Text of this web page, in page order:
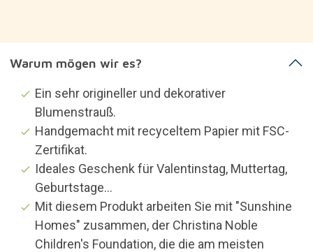
Warum mögen wir es?
Ein sehr origineller und dekorativer
Blumenstrauß.
Handgemacht mit recyceltem Papier mit FSC-
Zertifikat.
Ideales Geschenk für Valentinstag, Muttertag,
Geburtstage...
Mit diesem Produkt arbeiten Sie mit "Sunshine
Homes" zusammen, der Christina Noble
Children's Foundation, die die am meisten